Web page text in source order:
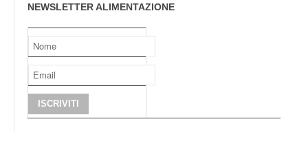
NEWSLETTER ALIMENTAZIONE